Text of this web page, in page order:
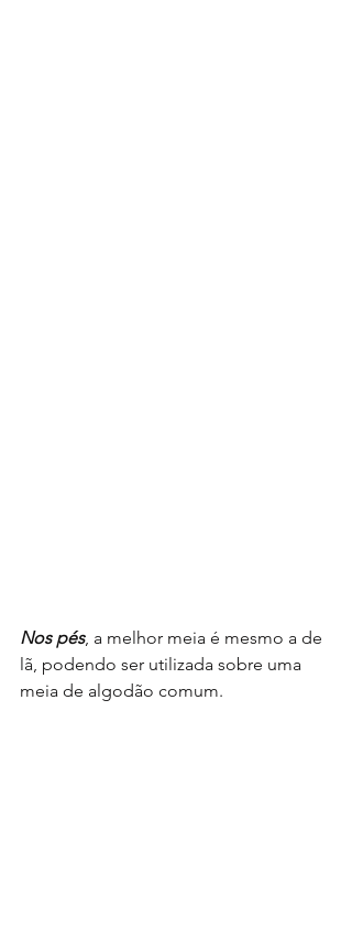
Nos pés, a melhor meia é mesmo a de
lã, podendo ser utilizada sobre uma
meia de algodão comum.